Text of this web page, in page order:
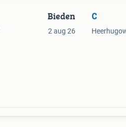
Bieden
2 aug 26
C